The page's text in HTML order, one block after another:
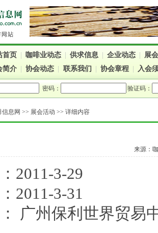
首页 咖啡业动态 供求信息 企业动态
展
简介
协会动态 联系我们 协会章程 入会
密码： 验证码：
信息网 >> 展会活动 >> 详细内容
来源：
2011-3-29
2011-3-31
广州保利世界贸易